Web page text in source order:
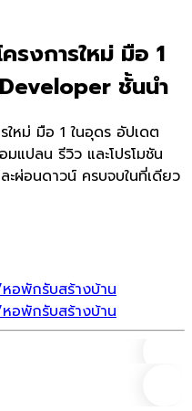
รงการใหม่ มือ 1
ชั้นนำ
ใหม่ มือ 1 ในอุดร อัปเดต
แปลน รีวิว และโปรโมชัน
ะผ่อนดาวน์ ครบจบในที่เดียว
หอพักรับสร้างบ้าน
หอพักรับสร้างบ้าน